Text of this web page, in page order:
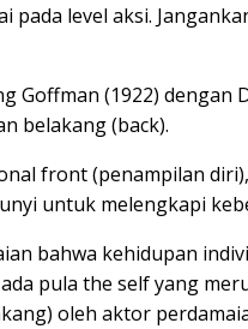
pada level aksi.
Goffman (1922)
belakang (back).
front (penampilan
untuk melengkapi
bahwa kehidupan
pula the self yang
oleh aktor